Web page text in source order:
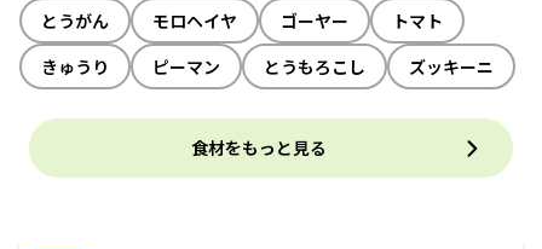
とうがん モロヘイヤ ゴーヤー
トマト
きゅうり
ピーマン とうもろこし ズッキーニ
食材をもっと見る